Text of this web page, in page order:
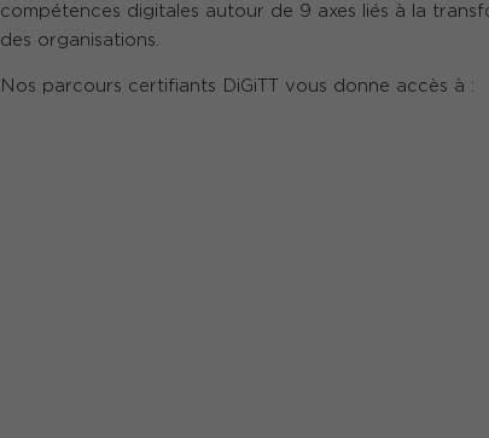
compétences digitales autour de 9 axes liés à la
des organisations.
Nos parcours certifiants DiGiTT vous donne accès à :